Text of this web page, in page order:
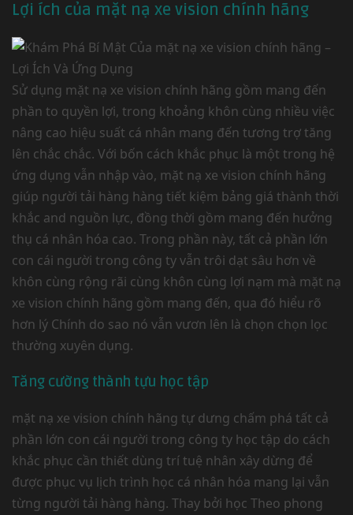
Lợi ích của mặt nạ xe vision chính hãng
Sử dụng mặt nạ xe vision chính hãng gồm mang đến
phần to quyền lợi, trong khoảng khôn cùng nhiều việc
nâng cao hiệu suất cá nhân mang đến tương trợ tăng
lên chắc chắc. Với bốn cách khắc phục là một trong hệ
ứng dụng vẫn nhập vào, mặt nạ xe vision chính hãng
giúp người tải hàng hàng tiết kiệm bảng giá thành thời
khắc and nguồn lực, đồng thời gồm mang đến hưởng
thụ cá nhân hóa cao. Trong phần này, tất cả phần lớn
con cái người trong công ty vẫn trôi dạt sâu hơn về
khôn cùng rộng rãi cùng khôn cùng lợi nạm mà mặt nạ
xe vision chính hãng gồm mang đến, qua đó hiểu rõ
hơn lý Chính do sao nó vẫn vươn lên là chọn chọn lọc
thường xuyên dụng.
Tăng cường thành tựu học tập
mặt nạ xe vision chính hãng tự dưng chấm phá tất cả
phần lớn con cái người trong công ty học tập do cách
khắc phục cần thiết dùng trí tuệ nhân xây dừng để
được phục vụ lịch trình học cá nhân hóa mang lại vẫn
từng người tải hàng hàng. Thay bởi học Theo phong